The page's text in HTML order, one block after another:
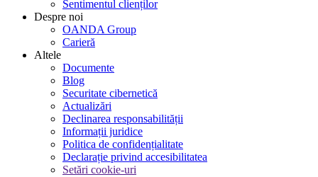
Sentimentul clienților
Despre noi
OANDA Group
Carieră
Altele
Documente
Blog
Securitate cibernetică
Actualizări
Declinarea responsabilității
Informații juridice
Politica de confidențialitate
Declarație privind accesibilitatea
Setări cookie-uri